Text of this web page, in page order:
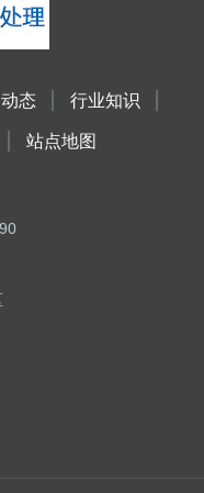
态 行业知识
站点地图